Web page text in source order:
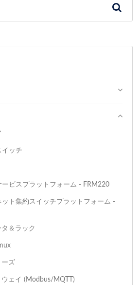
イッチ
ービスプラットフォーム - FRM220
ット集約スイッチプラットフォーム -
＆ラック
ーズ
ェイ (Modbus/MQTT)